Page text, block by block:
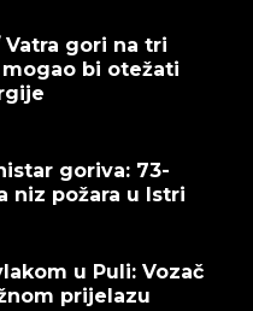
Vatra gori na tri
bi otežati
goriva: 73-
niz požara u Istri
u Puli: Vozač
prijelazu